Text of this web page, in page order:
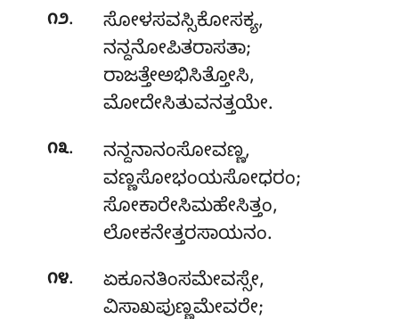
೧೨. ಸೋಳಸವಸ್ಸಿಕೋಸಕ್ಯ,
ನನ್ದನೋಪಿತರಾಸತಾ;
ರಾಜತ್ತೇಅಭಿಸಿತ್ತೋಸಿ,
ಮೋದೇಸಿತುವನತ್ತಯೇ.
೧೩. ನನ್ದನಾನಂಸೋವಣ್ಣ,
ವಣ್ಣಸೋಭಂಯಸೋಧರಂ;
ಸೋಕಾರೇಸಿಮಹೇಸಿತ್ತಂ,
ಲೋಕನೇತ್ತರಸಾಯನಂ.
೧೪.
ಏಕೂನತಿಂಸಮೇವಸ್ಸೇ,
ವಿಸಾಖಪುಣ್ಣಮೇವರೇ;